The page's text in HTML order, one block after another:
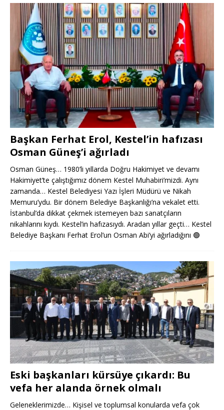
Başkan Ferhat Erol, Kestel’in hafızası
Osman Güneş’i ağırladı
Osman Güneş… 1980’li yıllarda Doğru Hakimiyet ve devamı
Hakimiyet’te çalıştığımız dönem Kestel Muhabiri’mizdi. Aynı
zamanda… Kestel Belediyesi Yazı İşleri Müdürü ve Nikah
Memuru’ydu. Bir dönem Belediye Başkanlığı’na vekalet etti.
İstanbul’da dikkat çekmek istemeyen bazı sanatçıların
nikahlarını kıydı. Kestel’in hafızasıydı. Aradan yıllar geçti… Kestel
Belediye Başkanı Ferhat Erol’un Osman Abi’yi ağırladığını 🟢
Eski başkanları kürsüye çıkardı: Bu
vefa her alanda örnek olmalı
Geleneklerimizde… Kişisel ve toplumsal konularda vefa çok